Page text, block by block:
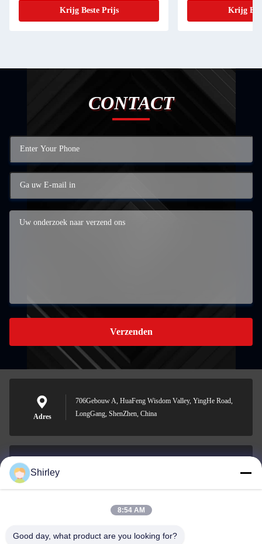
Krijg Beste Prijs Krijg
CONTACT
Verzenden
Adres
706Gebouw A, HuaFeng Wisdom Valley, YingHe Road,
LongGang, ShenZhen, China
0086-18148506772
Shirley
8:54 AM
Good day, what product are you looking for?